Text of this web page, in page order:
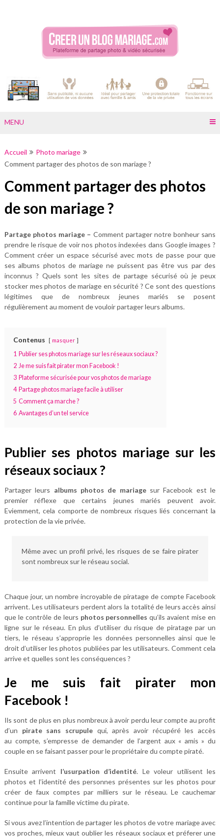
MENU
Accueil
Photo mariage
Comment partager des photos de son mariage ?
Comment partager des photos
de son mariage ?
Partage photos mariage – Comment partager notre bonheur sans
prendre le risque de voir nos photos indexées dans Google images ?
Comment créer un espace sécurisé avec mots de passe pour que
ses albums photos de mariage ne puissent pas être vus par des
inconnus ? Quels sont les sites de partage sécurisé où je peux
stocker mes photos de mariage en sécurité ? Ce sont des questions
légitimes que de nombreux jeunes mariés se posent
régulièrement au moment de vouloir partager leurs albums.
Contenus masquer
1 Publier ses photos mariage sur les réseaux sociaux ?
2 Je me suis fait pirater mon Facebook !
3 Plateforme sécurisée pour vos photos de mariage
4 Partage photos mariage facile à utiliser
5 Comment ça marche ?
6 Avantages d’un tel service
Publier ses photos mariage sur les
réseaux sociaux ?
Partager leurs albums photos de mariagesur Facebook est le
premier réflexe que certains jeunes mariés peuvent avoir.
Eviemment, cela comporte de nombreux risques liés concernant la
protection de la vie privée.
Même avec un profil privé, les risques de se faire pirater
sont nombreux sur le réseau social.
Chaque jour, un nombre incroyable de piratage de compte Facebook
arrivent. Les utilisateurs perdent alors la totalité de leurs accès ainsi
que le contrôle de leurs photos personnelles qu’ils avaient mise en
ligne sur le réseau. En plus d’utiliser du risque de piratage par un
tiers, le réseau s’approprie les données personnelles ainsi que le
droit d’utiliser les photos publiées par les utilisateurs. Comment cela
arrive et quelles sont les conséquences ?
Je me suis fait pirater mon
Facebook !
Ils sont de plus en plus nombreux à avoir perdu leur compte au profit
d’un pirate sans scrupule qui, après avoir récupéré les accès
au compte, s’empresse de demander de l’argent aux « amis » du
couple en se faisant passer pour le propriétaire du compte piraté.
Ensuite arrivent l’usurpation d’identité. Le voleur utilisent les
photos et l’identité des personnes présentes sur les photos pour
créer de faux comptes par milliers sur le réseau. Le cauchemar
continue pour la famille victime du pirate.
Si vous avez l’intention de partager les photos de votre mariage avec
vos proches, mieux vaut oublier les réseaux sociaux et préferer une